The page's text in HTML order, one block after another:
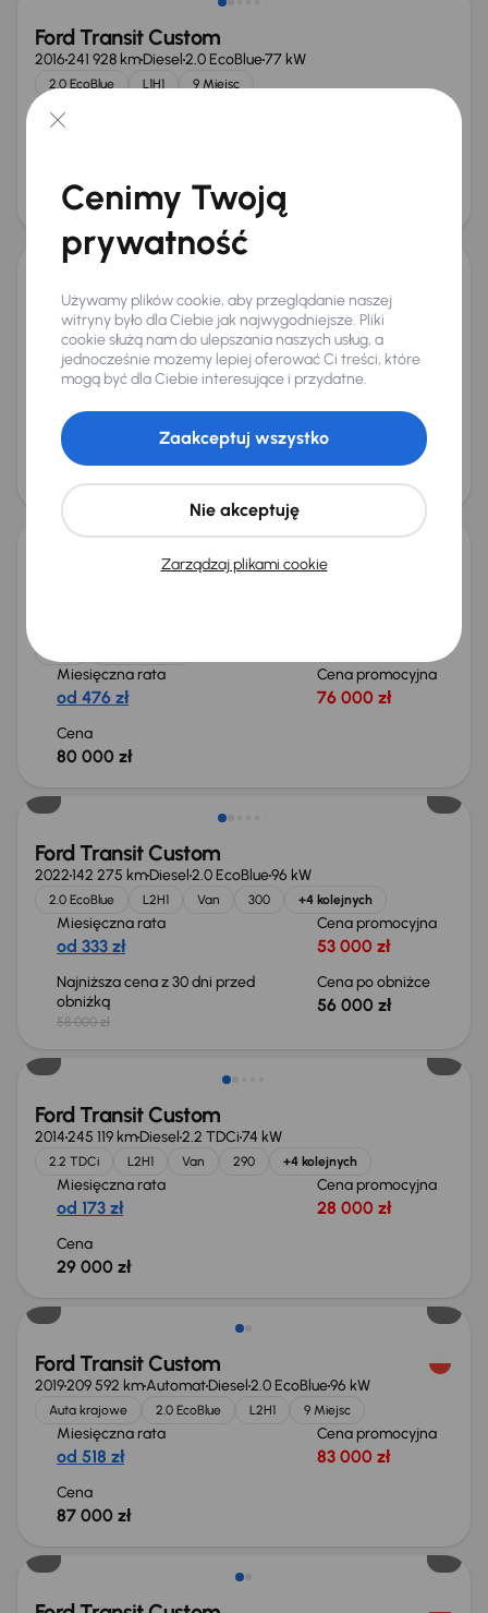
Ford Transit Custom
2016241 928 kmDiesel2.0 EcoBlue77 kW
2.0 EcoBlue L1H1 9 Miejsc
od 268 zł
obniżką
46 000 zł
Możliwość odliczenia VAT
Ford Transit Custom
2018142 220 km Diesel2.0 EcoBlue96 kW
Od pierwszego właściciela Auta krajowe
2.0 EcoBlue
L2H1
+7 kolejnych
od 345 zł
Cena
58 000 zł
Możliwość odliczenia VAT
Ford Transit Custom
Miesięczna rata
od 476 zł
Cena promocyjna
76 000 zł
Cena
80 000 zł
Taniej o 2 000 zł
Ford Transit Custom
2022142 275 kmDiesel2.0 EcoBlue96 kW
2.0 EcoBlue L2H1 Van 300 +4 kolejnych
Miesięczna rata
od 333 zł
Cena promocyjna
53 000 zł
Najniższa cena z 30 dni przed
obniżką
58 000 zł
Cena po obniżce
56 000 zł
Możliwość odliczenia VAT
Ford Transit Custom
2014245 119 kmDiesel2.2 TDCi74 kW
2.2 TDCi L2H1 Van 290 +4 kolejnych
Miesięczna rata
od 173 zł
Cena promocyjna
28 000 zł
Cena
29 000 zł
Ford Transit Custom
2019209 592 kmAutomatDiesel2.0 EcoBlue96 kW
Auta krajowe 2.0 EcoBlue L2H1 9 Miejsc
Miesięczna rata
od 518 zł
Cena promocyjna
83 000 zł
Cena
87 000 zł
Cenimy Twoją
prywatność
Używamy plików cookie, aby przeglądanie naszej
witryny było dla Ciebie jak najwygodniejsze. Pliki
cookie służą nam do ulepszania naszych usług, a
jednocześnie możemy lepiej oferować Ci treści, które
mogą być dla Ciebie interesujące i przydatne.
Zarządzaj plikami cookie
Nie akceptuję
Zaakceptuj wszystko